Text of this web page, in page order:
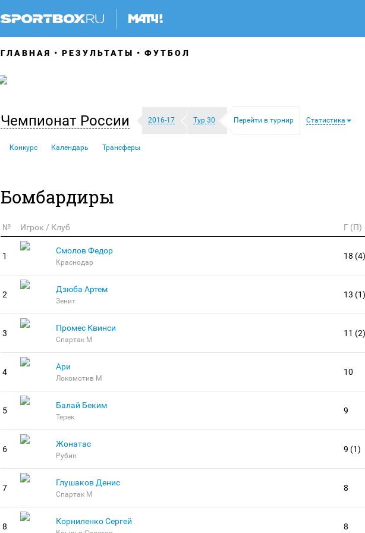
ГЛАВНАЯ РЕЗУЛЬТАТЫ ФУТБОЛ
Чемпионат России 2016-17 Тур 30 Перейти в турнир Статистика
Конкурс Календарь Трансферы
Бомбардиры
№ Игрок / Клуб Г (П)
1
Смолов Федор
Краснодар
18 (4)
2
Дзюба Артем
Зенит
13 (1)
3
Промес Квинси
Спартак М
11 (2)
4
Ари
Локомотив М
10
5
Балай Беким
Терек
9
6
Жонатас
Рубин
9 (1)
7
Глушаков Денис
Спартак М
8
8
Корниленко Сергей
8